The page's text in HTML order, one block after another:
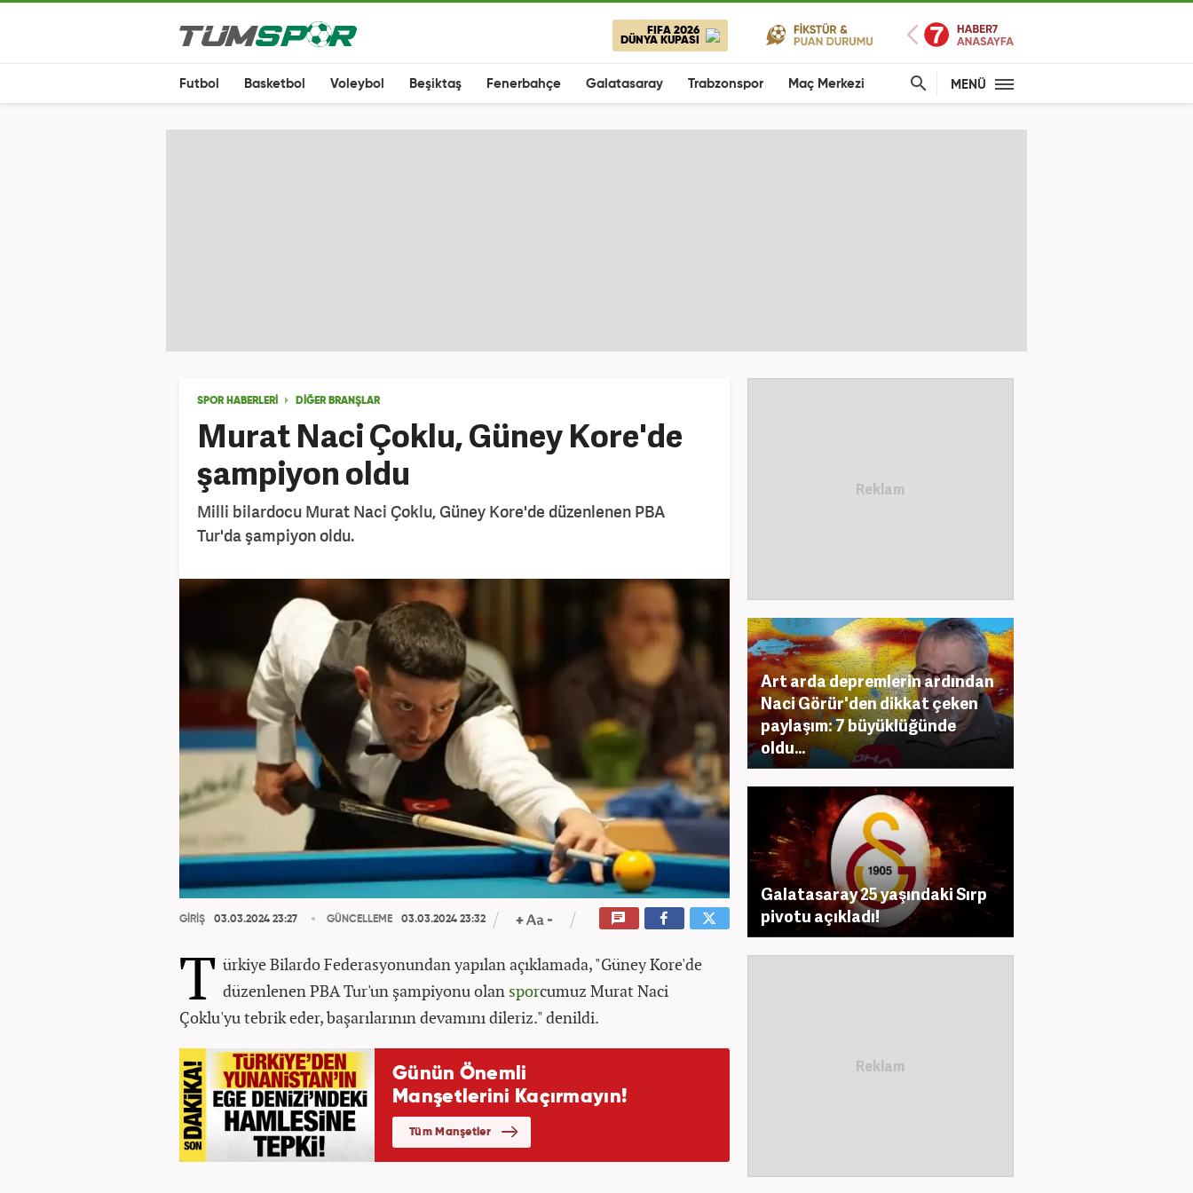
FIFA 2026
DÜNYA KUPASI
Futbol Basketbol Voleybol Beşiktaş Fenerbahçe Galatasaray Trabzonspor Maç Merkezi MENÜ
SPOR HABERLERİ DIĞER BRANŞLAR
Murat Naci Çoklu, Güney Kore'de
şampiyon oldu
Milli bilardocu Murat Naci Çoklu, Güney Kore'de düzenlenen PBA
Tur'da şampiyon oldu.
GİRİŞ 03.03.2024 23:27 GÜNCELLEME 03.03.2024 23:32
T ürkiye Bilardo Federasyonundan yapılan açıklamada, "Güney Kore'de
düzenlenen PBA Tur'un şampiyonu olan sporcumuz Murat Naci
Çoklu'yu tebrik eder, başarılarının devamını dileriz." denildi.
Art arda depremlerin ardından
Naci Görür'den dikkat çeken
paylaşım: 7 büyüklüğünde
oldu…
Galatasaray 25 yaşındaki Sırp
pivotu açıkladı!